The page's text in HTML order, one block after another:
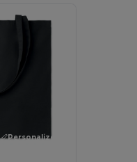
Personalize-o!